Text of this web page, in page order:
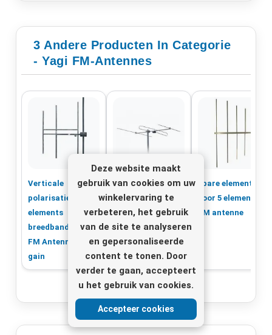
Deze website maakt
gebruik van cookies om uw
winkelervaring te
verbeteren, het gebruik
van de site te analyseren
en gepersonaliseerde
content te tonen. Door
verder te gaan, accepteert
u het gebruik van cookies.
Accepteer cookies
3 Andere Producten In Categorie
- Yagi FM-Antennes
Verticale
polarisatie 3
elements
breedband Yagi
FM Antennes 5dbd
gain
3-elements LPFM
YAGI FM-antenne
spare elementen
voor 5 elements
FM antenne